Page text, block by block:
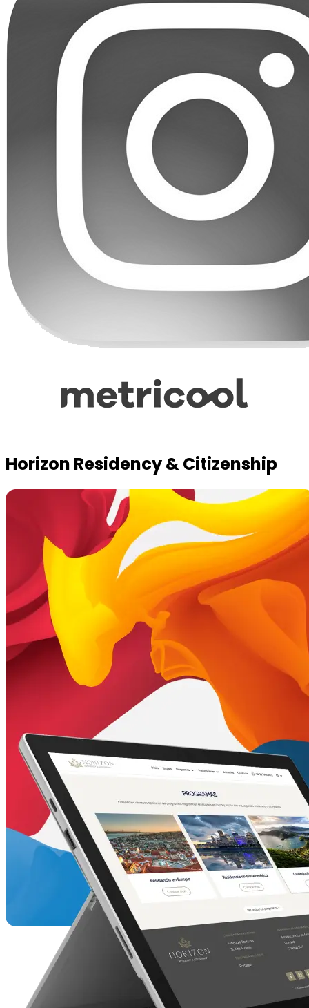
Horizon Residency & Citizenship